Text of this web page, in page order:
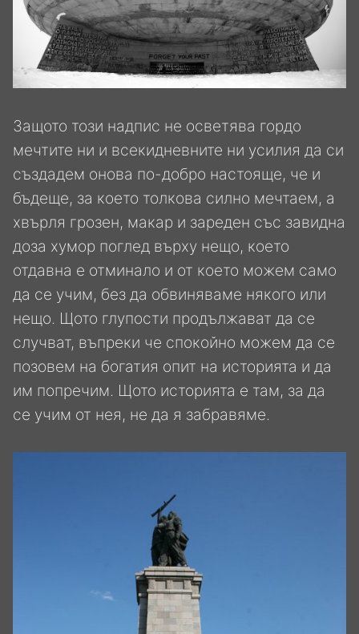
Защото този надпис не осветява гордо
мечтите ни и всекидневните ни усилия да си
създадем онова по-добро настояще, че и
бъдеще, за което толкова силно мечтаем, а
хвърля грозен, макар и зареден със завидна
доза хумор поглед върху нещо, което
отдавна е отминало и от което можем само
да се учим, без да обвиняваме някого или
нещо. Щото глупости продължават да се
случват, въпреки че спокойно можем да се
позовем на богатия опит на историята и да
им попречим. Щото историята е там, за да
се учим от нея, не да я забравяме.